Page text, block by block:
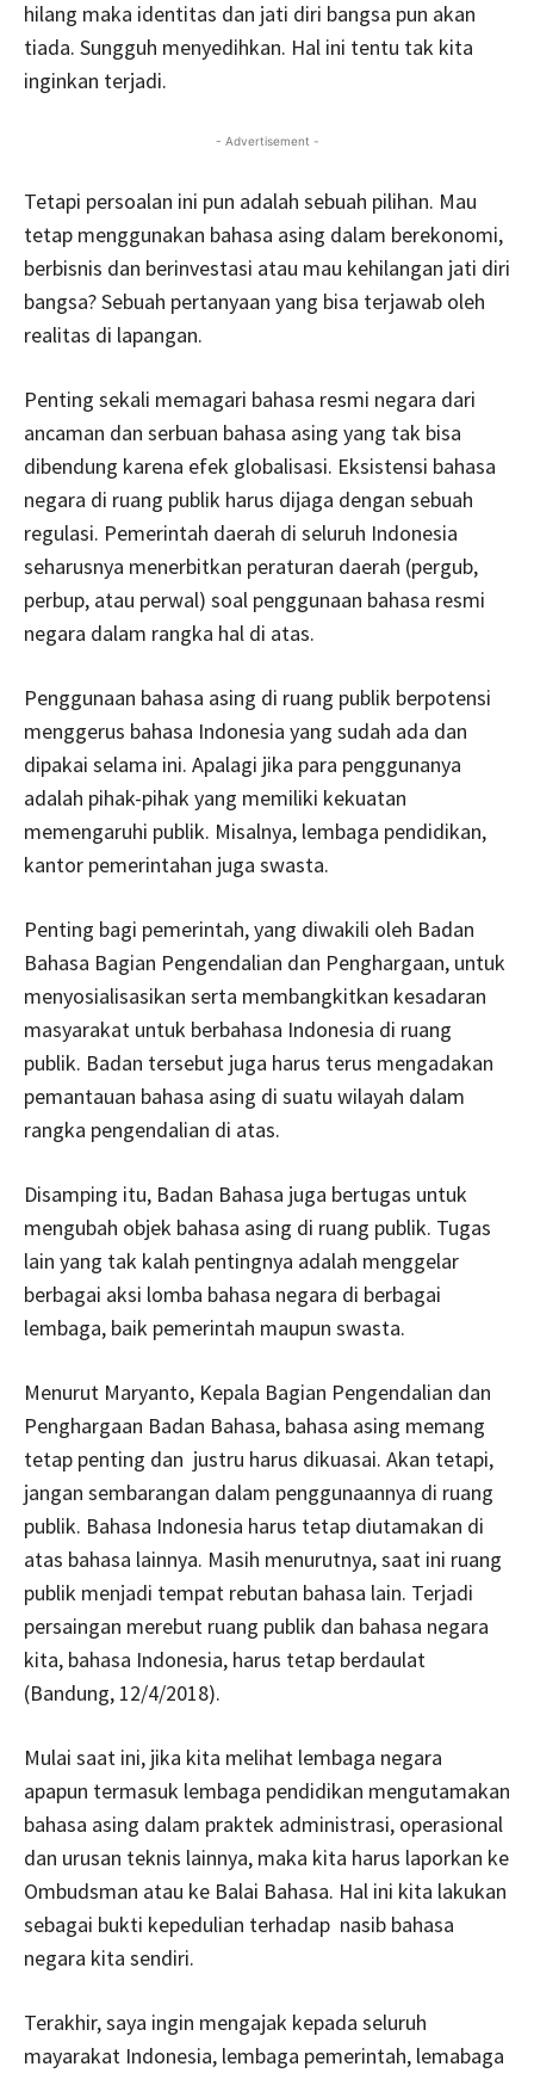
hilang maka identitas dan jati diri bangsa pun akan
tiada. Sungguh menyedihkan. Hal ini tentu tak kita
inginkan terjadi.
- Advertisement -
Tetapi persoalan ini pun adalah sebuah pilihan. Mau
tetap menggunakan bahasa asing dalam berekonomi,
berbisnis dan berinvestasi atau mau kehilangan jati diri
bangsa? Sebuah pertanyaan yang bisa terjawab oleh
realitas di lapangan.
Penting sekali memagari bahasa resmi negara dari
ancaman dan serbuan bahasa asing yang tak bisa
dibendung karena efek globalisasi. Eksistensi bahasa
negara di ruang publik harus dijaga dengan sebuah
regulasi. Pemerintah daerah di seluruh Indonesia
seharusnya menerbitkan peraturan daerah (pergub,
perbup, atau perwal) soal penggunaan bahasa resmi
negara dalam rangka hal di atas.
Penggunaan bahasa asing di ruang publik berpotensi
menggerus bahasa Indonesia yang sudah ada dan
dipakai selama ini. Apalagi jika para penggunanya
adalah pihak-pihak yang memiliki kekuatan
memengaruhi publik. Misalnya, lembaga pendidikan,
kantor pemerintahan juga swasta.
Penting bagi pemerintah, yang diwakili oleh Badan
Bahasa Bagian Pengendalian dan Penghargaan, untuk
menyosialisasikan serta membangkitkan kesadaran
masyarakat untuk berbahasa Indonesia di ruang
publik. Badan tersebut juga harus terus mengadakan
pemantauan bahasa asing di suatu wilayah dalam
rangka pengendalian di atas.
Disamping itu, Badan Bahasa juga bertugas untuk
mengubah objek bahasa asing di ruang publik. Tugas
lain yang tak kalah pentingnya adalah menggelar
berbagai aksi lomba bahasa negara di berbagai
lembaga, baik pemerintah maupun swasta.
Menurut Maryanto, Kepala Bagian Pengendalian dan
Penghargaan Badan Bahasa, bahasa asing memang
tetap penting dan justru harus dikuasai. Akan tetapi,
jangan sembarangan dalam penggunaannya di ruang
publik. Bahasa Indonesia harus tetap diutamakan di
atas bahasa lainnya. Masih menurutnya, saat ini ruang
publik menjadi tempat rebutan bahasa lain. Terjadi
persaingan merebut ruang publik dan bahasa negara
kita, bahasa Indonesia, harus tetap berdaulat
(Bandung, 12/4/2018).
Mulai saat ini, jika kita melihat lembaga negara
apapun termasuk lembaga pendidikan mengutamakan
bahasa asing dalam praktek administrasi, operasional
dan urusan teknis lainnya, maka kita harus laporkan ke
Ombudsman atau ke Balai Bahasa. Hal ini kita lakukan
sebagai bukti kepedulian terhadap nasib bahasa
negara kita sendiri.
Terakhir, saya ingin mengajak kepada seluruh
mayarakat Indonesia, lembaga pemerintah, lemabaga